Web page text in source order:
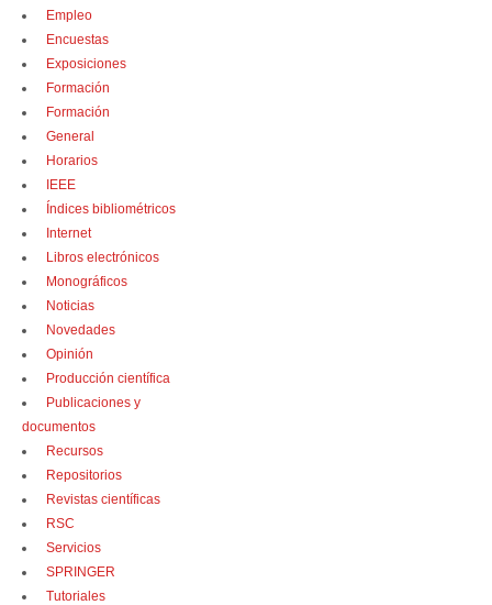
Empleo
Encuestas
Exposiciones
Formación
Formación
General
Horarios
IEEE
Índices bibliométricos
Internet
Libros electrónicos
Monográficos
Noticias
Novedades
Opinión
Producción científica
Publicaciones y
documentos
Recursos
Repositorios
Revistas científicas
RSC
Servicios
SPRINGER
Tutoriales